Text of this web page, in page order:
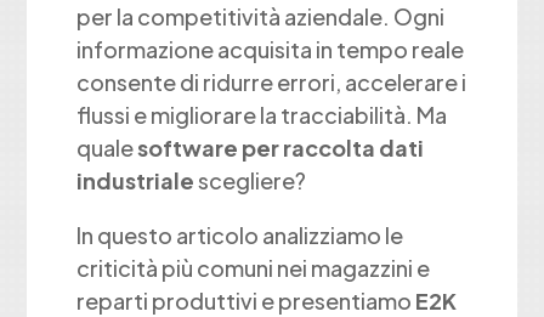
per la competitività aziendale. Ogni
informazione acquisita in tempo reale
consente di ridurre errori, accelerare i
flussi e migliorare la tracciabilità. Ma
qualesoftware per raccolta dati
industrialescegliere?
In questo articolo analizziamo le
criticità più comuni nei magazzini e
reparti produttivi e presentiamo E2K